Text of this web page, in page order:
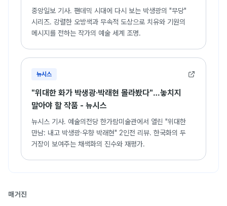
중앙일보 기사. 팬데믹 시대에 다시 보는 박생광의 "무당"
시리즈. 강렬한 오방색과 무속적 도상으로 치유와 기원의
메시지를 전하는 작가의 예술 세계 조명.
뉴시스
"위대한 화가 박생광·박래현 몰라봤다"…놓치지
말아야 할 작품 - 뉴시스
뉴시스 기사. 예술의전당 한가람미술관에서 열린 "위대한
만남: 내고 박생광·우향 박래현" 2인전 리뷰. 한국화의 두
거장이 보여주는 채색화의 진수와 재평가.
매거진